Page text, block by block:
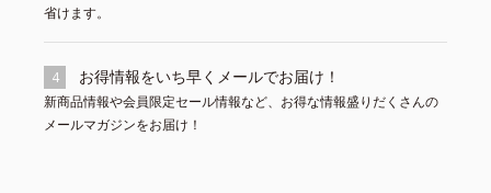
省けます。
4 お得情報をいち早くメールでお届け！
新商品情報や会員限定セール情報など、お得な情報盛りだくさんの
メールマガジンをお届け！